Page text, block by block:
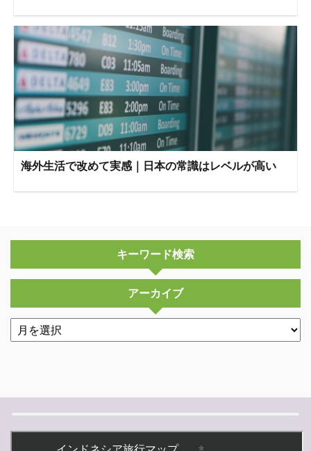
海外生活で改めて実感｜日本の常識はレベルが高い
キーワード検索
アーカイブ